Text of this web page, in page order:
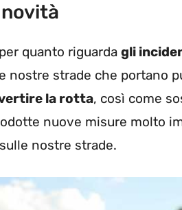
quanto riguarda gli
nostre strade che portano
la rotta, così come
nuove misure molto
nostre strade.